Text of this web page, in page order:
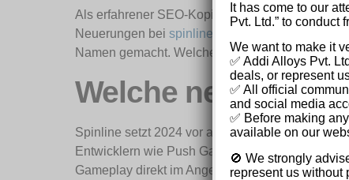
Als erfahrener SEO-Kopierer im iGaming-
Neuerungen bei spinline casino
im Jahr 2024.
Namen gemacht. Welche Updates und Trends
Welche neuen
Spinline setzt 2024 vor allem auf eine
Entwicklern wie Push Gaming, Relax Gaming
Gameplay direkt im Angebot.
It has come to our
Pvt. Ltd.” to
We want to make it
✅ Addi Alloys Pvt.
deals, or represent
✅ All official
and social media
✅ Before making
available on our
🚫 We strongly
represent us without